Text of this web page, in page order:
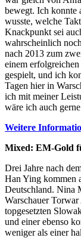
bewegt. Ich konnte
wusste, welche
Knackpunkt sei
wahrscheinlich
nach 2013 zum
einem
gespielt, und ich
Tagen hier in
ich mit meiner
wäre ich auch
Weitere
Mixed: EM-Gold
Drei Jahre nach
Han Ying kommen
Deutschland. Nina
Warschauer
topgesetzten
und einer ebenso
weniger als einer